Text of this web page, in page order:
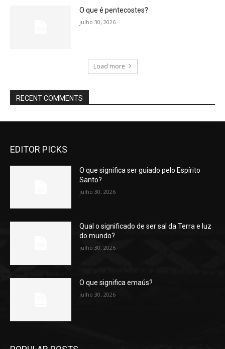
O que é pentecostes?
julho 30, 2026
Load more
RECENT COMMENTS
EDITOR PICKS
O que significa ser guiado pelo Espírito
Santo?
julho 30, 2026
Qual o significado de ser sal da Terra e luz
do mundo?
julho 30, 2026
O que significa emaús?
julho 30, 2026